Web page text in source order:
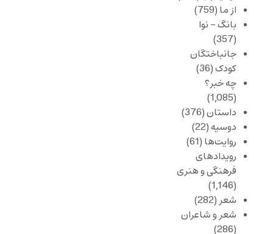
از ما (759)
بانگ – نوا
(357)
جانباختگان
کودک(36)
چه خبر؟
(1,085)
داستان(376)
دوسیه(22)
روایت‌ها (61)
رویدادهای
فرهنگی و هنری
(1,146)
شعر(282)
شعر و شاعران
(286)